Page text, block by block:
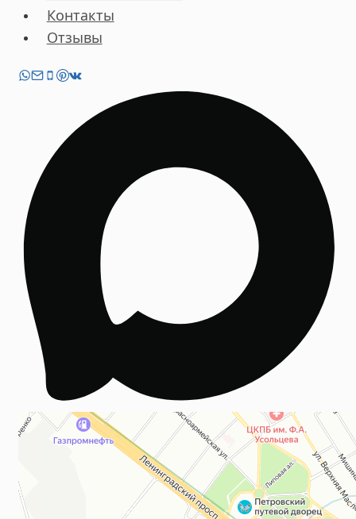
Контакты
Отзывы